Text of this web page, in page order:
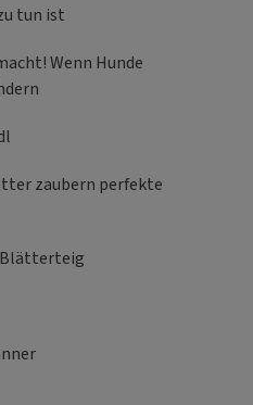
tun ist
Wenn Hunde
zaubern perfekte
Blätterteig